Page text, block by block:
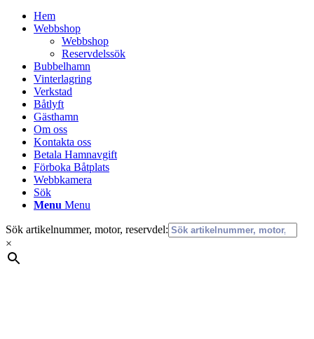
Hem
Webbshop
Webbshop
Reservdelssök
Bubbelhamn
Vinterlagring
Verkstad
Båtlyft
Gästhamn
Om oss
Kontakta oss
Betala Hamnavgift
Förboka Båtplats
Webbkamera
Sök
Menu Menu
Sök artikelnummer, motor, reservdel:
×